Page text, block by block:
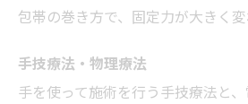
包帯の巻き方で、固定力が大きく変
手技療法・物理療法
手を使って施術を行う手技療法と